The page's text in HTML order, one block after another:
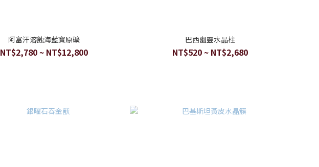
阿富汗溶蝕海藍寶原礦
NT$2,780 ~ NT$12,800
巴西幽靈水晶柱
NT$520 ~ NT$2,680